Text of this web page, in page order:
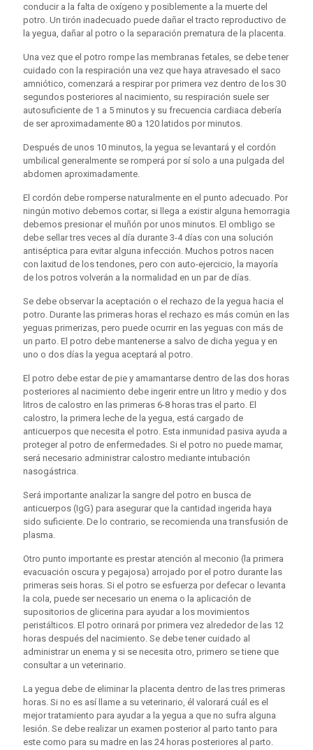
conducir a la falta de oxígeno y posiblemente a la muerte del
potro. Un tirón inadecuado puede dañar el tracto reproductivo de
la yegua, dañar al potro o la separación prematura de la placenta.
Una vez que el potro rompe las membranas fetales, se debe tener
cuidado con la respiración una vez que haya atravesado el saco
amniótico, comenzará a respirar por primera vez dentro de los 30
segundos posteriores al nacimiento, su respiración suele ser
autosuficiente de 1 a 5 minutos y su frecuencia cardiaca debería
de ser aproximadamente 80 a 120 latidos por minutos.
Después de unos 10 minutos, la yegua se levantará y el cordón
umbilical generalmente se romperá por sí solo a una pulgada del
abdomen aproximadamente.
El cordón debe romperse naturalmente en el punto adecuado. Por
ningún motivo debemos cortar, si llega a existir alguna hemorragia
debemos presionar el muñón por unos minutos. El ombligo se
debe sellar tres veces al día durante 3-4 días con una solución
antiséptica para evitar alguna infección. Muchos potros nacen
con laxitud de los tendones, pero con auto-ejercicio, la mayoría
de los potros volverán a la normalidad en un par de días.
Se debe observar la aceptación o el rechazo de la yegua hacia el
potro. Durante las primeras horas el rechazo es más común en las
yeguas primerizas, pero puede ocurrir en las yeguas con más de
un parto. El potro debe mantenerse a salvo de dicha yegua y en
uno o dos días la yegua aceptará al potro.
El potro debe estar de pie y amamantarse dentro de las dos horas
posteriores al nacimiento debe ingerir entre un litro y medio y dos
litros de calostro en las primeras 6-8 horas tras el parto. El
calostro, la primera leche de la yegua, está cargado de
anticuerpos que necesita el potro. Esta inmunidad pasiva ayuda a
proteger al potro de enfermedades. Si el potro no puede mamar,
será necesario administrar calostro mediante intubación
nasogástrica.
Será importante analizar la sangre del potro en busca de
anticuerpos (IgG) para asegurar que la cantidad ingerida haya
sido suficiente. De lo contrario, se recomienda una transfusión de
plasma.
Otro punto importante es prestar atención al meconio (la primera
evacuación oscura y pegajosa) arrojado por el potro durante las
primeras seis horas. Si el potro se esfuerza por defecar o levanta
la cola, puede ser necesario un enema o la aplicación de
supositorios de glicerina para ayudar a los movimientos
peristálticos. El potro orinará por primera vez alrededor de las 12
horas después del nacimiento. Se debe tener cuidado al
administrar un enema y si se necesita otro, primero se tiene que
consultar a un veterinario.
La yegua debe de eliminar la placenta dentro de las tres primeras
horas. Si no es así llame a su veterinario, él valorará cuál es el
mejor tratamiento para ayudar a la yegua a que no sufra alguna
lesión. Se debe realizar un examen posterior al parto tanto para
este como para su madre en las 24 horas posteriores al parto.